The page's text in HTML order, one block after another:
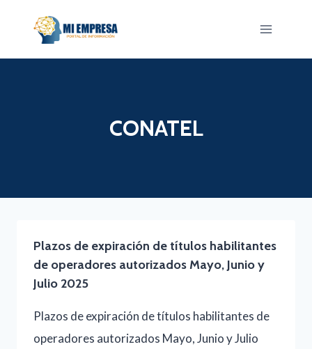
CONATEL
Plazos de expiración de títulos habilitantes
de operadores autorizados Mayo, Junio y
Julio 2025
Plazos de expiración de títulos habilitantes de
operadores autorizados Mayo, Junio y Julio